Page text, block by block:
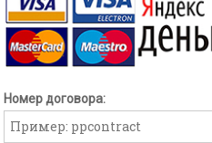
Номер договора: